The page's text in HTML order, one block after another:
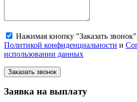
Нажимая кнопку "Заказать
Политикой конфиденциальности и
использовании данных
Заказать звонок
Заявка на выплату